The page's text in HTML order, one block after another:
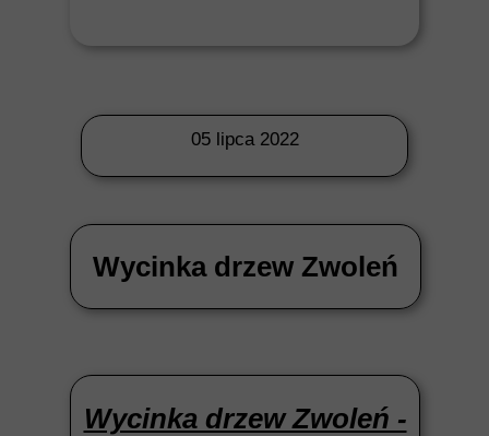
05 lipca 2022
Wycinka drzew Zwoleń
Wycinka drzew Zwoleń -